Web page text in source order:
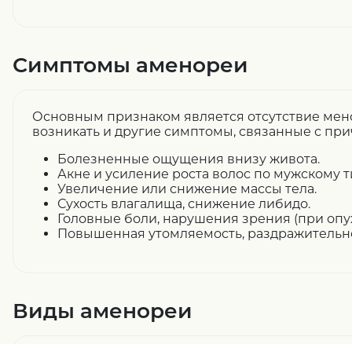
Симптомы аменореи
Основным признаком является отсутствие
возникать и другие симптомы, связанные с
Болезненные ощущения внизу живота.
Акне и усиление роста волос по мужскому
Увеличение или снижение массы тела.
Сухость влагалища, снижение либидо.
Головные боли, нарушения зрения (при
Повышенная утомляемость,
Виды аменореи